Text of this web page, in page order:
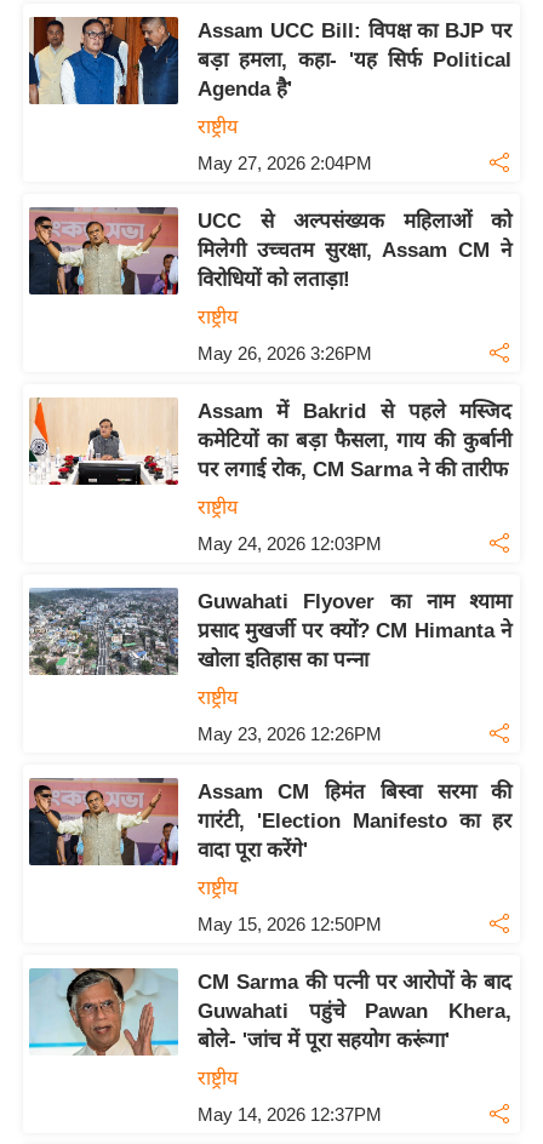
ज
ग
त
र्ल्ड
न्यू
नो
रं
ज
त
बॉ
ली
ली
वु
ड
स
Assam UCC Bill: विपक्ष का BJP पर
बड़ा हमला, कहा- 'यह सिर्फ Political
Agenda है'
राष्ट्रीय
May 27, 2026 2:04PM
UCC से अल्पसंख्यक महिलाओं को
मिलेगी उच्चतम सुरक्षा, Assam CM ने
विरोधियों को लताड़ा!
राष्ट्रीय
May 26, 2026 3:26PM
Assam में Bakrid से पहले मस्जिद
कमेटियों का बड़ा फैसला, गाय की कुर्बानी
पर लगाई रोक, CM Sarma ने की तारीफ
राष्ट्रीय
May 24, 2026 12:03PM
Guwahati Flyover का नाम श्यामा
प्रसाद मुखर्जी पर क्यों? CM Himanta ने
खोला इतिहास का पन्ना
राष्ट्रीय
May 23, 2026 12:26PM
Assam CM हिमंत बिस्वा सरमा की
गारंटी, 'Election Manifesto का हर
वादा पूरा करेंगे'
राष्ट्रीय
May 15, 2026 12:50PM
CM Sarma की पत्नी पर आरोपों के बाद
Guwahati पहुंचे Pawan Khera,
बोले- 'जांच में पूरा सहयोग करूंगा'
राष्ट्रीय
May 14, 2026 12:37PM